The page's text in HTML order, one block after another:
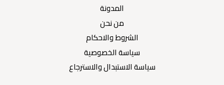
المدونة
من نحن
الشروط والاحكام
سياسة الخصوصية
سياسة الاستبدال والاسترجاع